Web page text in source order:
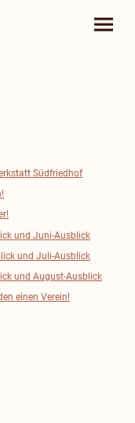
Südfriedhof
und Juni-Ausblick
und Juli-Ausblick
und August-Ausblick
einen Verein!